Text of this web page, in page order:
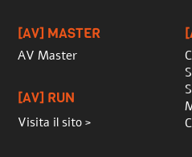
[AV] MASTER
AV Master
[AV] RUN
Visita il sito >